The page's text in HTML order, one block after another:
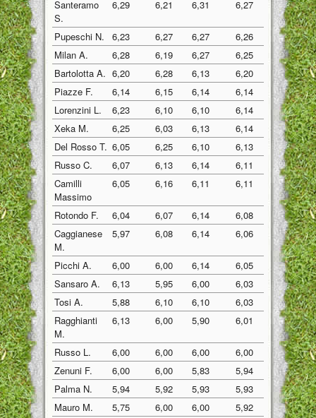
Santeramo
S.
6,29 6,21 6,31 6,27
Pupeschi N. 6,23 6,27 6,27
6,26
Milan A.
6,28 6,19 6,27
6,25
Bartolotta A. 6,20 6,28 6,13
6,20
Piazze F.
6,14 6,15 6,14
6,14
Lorenzini L.
6,23 6,10 6,10
6,14
Xeka M.
6,25 6,03 6,13
6,14
Del Rosso T. 6,05 6,25 6,10
6,13
Russo C.
6,07 6,13 6,14
6,11
Camilli
Massimo
6,05 6,16 6,11 6,11
Rotondo F. 6,04 6,07 6,14
6,08
Caggianese
M.
5,97 6,08 6,14 6,06
Picchi A. 6,00 6,00 6,14
6,05
Sansaro A.
6,13 5,95 6,00
6,03
Tosi A.
5,88 6,10 6,10
6,03
Ragghianti
M.
6,13 6,00 5,90 6,01
Russo L. 6,00 6,00 6,00
6,00
Zenuni F.
6,00 6,00 5,83
5,94
Palma N.
5,94 5,92 5,93
5,93
Mauro M.
5,75 6,00 6,00
5,92